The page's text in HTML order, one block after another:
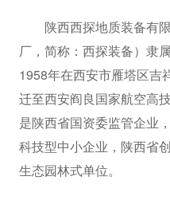
陕西西探地质装备有
厂，简称：西探装备）隶
1958年在西安市雁塔区吉
迁至西安阎良国家航空高
是陕西省国资委监管企业
科技型中小企业，陕西省
生态园林式单位。